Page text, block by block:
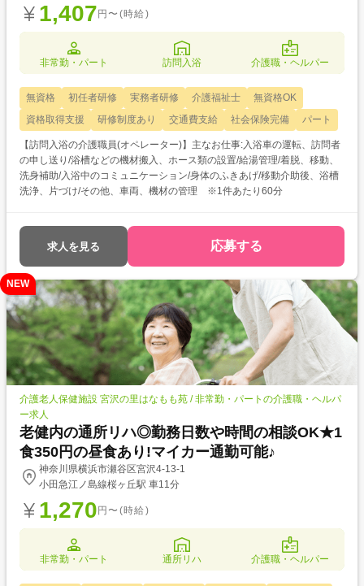
1,407 円〜(時給)
非常勤・パート 訪問入浴 介護職・ヘルパー
無資格 初任者研修 実務者研修 介護福祉士
無資格OK
資格取得支援
研修制度あり 交通費支給 社会保険完備 パート
【訪問入浴の介護職員(オペレーター)】主なお仕事:入浴車の運転、訪問者
の申し送り/浴槽などの機材搬入、ホース類の設置/給湯管理/着脱、移動、
洗身補助/入浴中のコミュニケーション/身体のふきあげ/移動介助後、浴槽
洗浄、片づけ/その他、車両、機材の管理 ※1件あたり60分
求人を見る 応募する
NEW
介護老人保健施設 宮沢の里はなもも苑 / 非常勤・パートの介護職・ヘルパ
ー求人
老健内の通所リハ◎勤務日数や時間の相談OK★1
食350円の昼食あり!マイカー通勤可能♪
神奈川県横浜市瀬谷区宮沢4-13-1
小田急江ノ島線桜ヶ丘駅 車11分
1,270 円〜(時給)
非常勤・パート 通所リハ 介護職・ヘルパー